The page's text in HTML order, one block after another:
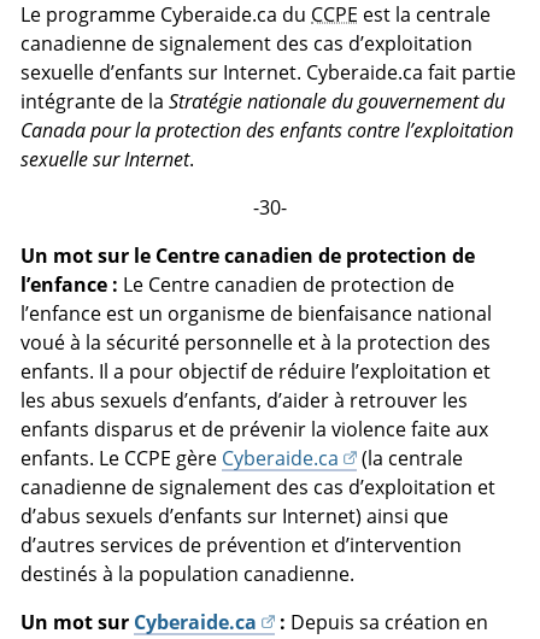
Le programme Cyberaide.ca du CCPE est la centrale
canadienne de signalement des cas d’exploitation
sexuelle d’enfants sur Internet. Cyberaide.ca fait partie
intégrante de laStratégie nationale du gouvernement du
Canada pour la protection des enfants contre l’exploitation
sexuelle sur Internet.
-30-
Un mot sur le Centre canadien de protection de
l’enfance : Le Centre canadien de protection de
l’enfance est un organisme de bienfaisance national
voué à la sécurité personnelle et à la protection des
enfants. Il a pour objectif de réduire l’exploitation et
les abus sexuels d’enfants, d’aider à retrouver les
enfants disparus et de prévenir la violence faite aux
enfants. Le CCPE gère Cyberaide.ca
(la centrale
canadienne de signalement des cas d’exploitation et
d’abus sexuels d’enfants sur Internet) ainsi que
d’autres services de prévention et d’intervention
destinés à la population canadienne.
Un mot sur Cyberaide.ca : Depuis sa création en